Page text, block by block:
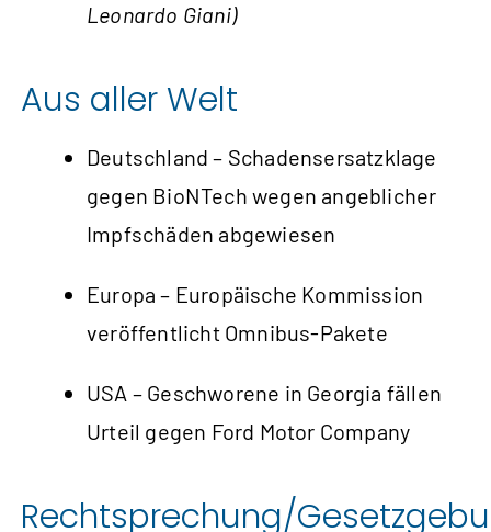
Leonardo Giani)
Aus aller Welt
Deutschland – Schadens­ersatz­klage
gegen BioNTech wegen angeblicher
Impfschäden abgewiesen
Europa – Europäische Kommission
veröffentlicht Omnibus‑Pakete
USA – Geschworene in Georgia fällen
Urteil gegen Ford Motor Company
Rechtsprechung/